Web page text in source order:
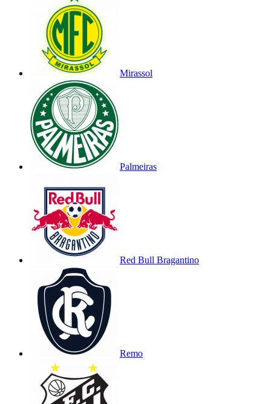
Mirassol
Palmeiras
Red Bull Bragantino
Remo